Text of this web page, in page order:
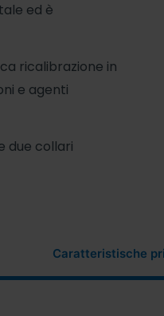
ed è
ricalibrazione in
e agenti
due collari
Caratteristische